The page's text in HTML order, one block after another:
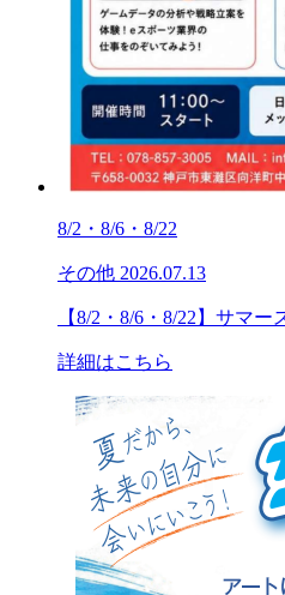
8/2・8/6・8/22
その他 2026.07.13
【8/2・8/6・8/22】サマ
詳細はこちら